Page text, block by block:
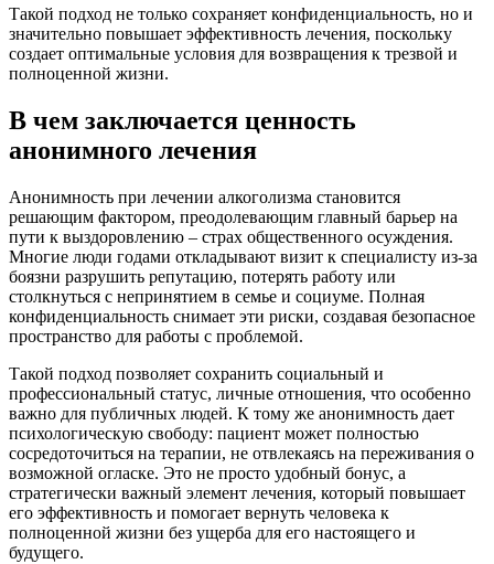
Такой подход не только сохраняет конфиденциальность, но и
значительно повышает эффективность лечения, поскольку
создает оптимальные условия для возвращения к трезвой и
полноценной жизни.
В чем заключается ценность
анонимного лечения
Анонимность при лечении алкоголизма становится
решающим фактором, преодолевающим главный барьер на
пути к выздоровлению – страх общественного осуждения.
Многие люди годами откладывают визит к специалисту из-за
боязни разрушить репутацию, потерять работу или
столкнуться с непринятием в семье и социуме. Полная
конфиденциальность снимает эти риски, создавая безопасное
пространство для работы с проблемой.
Такой подход позволяет сохранить социальный и
профессиональный статус, личные отношения, что особенно
важно для публичных людей. К тому же анонимность дает
психологическую свободу: пациент может полностью
сосредоточиться на терапии, не отвлекаясь на переживания о
возможной огласке. Это не просто удобный бонус, а
стратегически важный элемент лечения, который повышает
его эффективность и помогает вернуть человека к
полноценной жизни без ущерба для его настоящего и
будущего.